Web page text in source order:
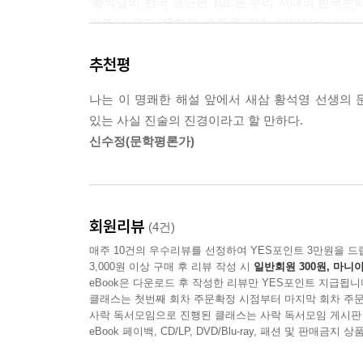
견주어 우리 문학의 수준을 감히 타매하는 이
수 있을 것이라 자부한다. 이 작품과 작가들을
힘을 새삼 확인했다. 그들은 동구 밖의 돌담이나
나는 이 명쾌한 해설 앞에서 새삼 황석영 선생의
그러나 문제는 이러한 반항에 있지 않다
저 젊은이들의 나에 대한 사랑에 있다
아니 신용이라고 해도 된다
‘선생님 이야기는 20년 전 이야기이지요’
할 때마다 나는 그들의 나이를 찬찬히
추천평
나는 이 명쾌한 해설 앞에서 새삼 황석영 선생의
있는 사실 진술의 진경이라고 할 만하다.
신수정(문학평론가)
회원리뷰 (4건)
매주 10건의 우수리뷰를 선정하여 YES포인트 3만원을 드
3,000원 이상 구매 후 리뷰 작성 시 일반회원 300원, 마니
eBook은 다운로드 후 작성한 리뷰만 YES포인트 지급됩니
클래스는 첫번째 회차 주문확정 시점부터 마지막 회차 주
사락 독서모임으로 진행된 클래스는 사락 독서모임 게시
eBook 페이백, CD/LP, DVD/Blu-ray, 패션 및 판매금지 상